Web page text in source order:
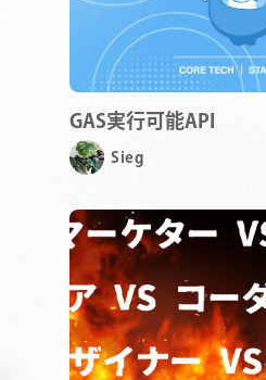
SERVICE
STAFF BLOG
NEWS
CONTACT
RECRUIT
GAS実行可能API
Sieg